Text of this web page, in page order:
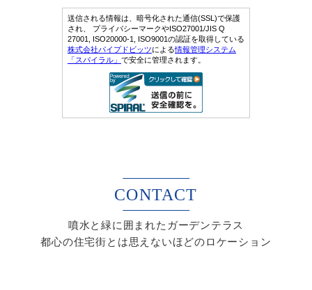
CONTACT
噴水と緑に囲まれたガーデンテラス
都心の住宅街とは思えないほどのロケーション